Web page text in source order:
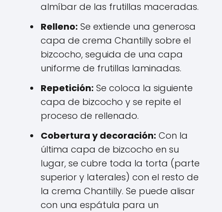
almíbar de las frutillas maceradas.
Relleno: Se extiende una generosa
capa de crema Chantilly sobre el
bizcocho, seguida de una capa
uniforme de frutillas laminadas.
Repetición: Se coloca la siguiente
capa de bizcocho y se repite el
proceso de rellenado.
Cobertura y decoración: Con la
última capa de bizcocho en su
lugar, se cubre toda la torta (parte
superior y laterales) con el resto de
la crema Chantilly. Se puede alisar
con una espátula para un